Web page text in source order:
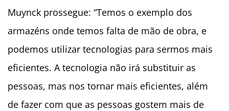
Muynck prossegue: “Temos o exemplo dos
armazéns onde temos falta de mão de obra, e
podemos utilizar tecnologias para sermos mais
eficientes. A tecnologia não irá substituir as
pessoas, mas nos tornar mais eficientes, além
de fazer com que as pessoas gostem mais de